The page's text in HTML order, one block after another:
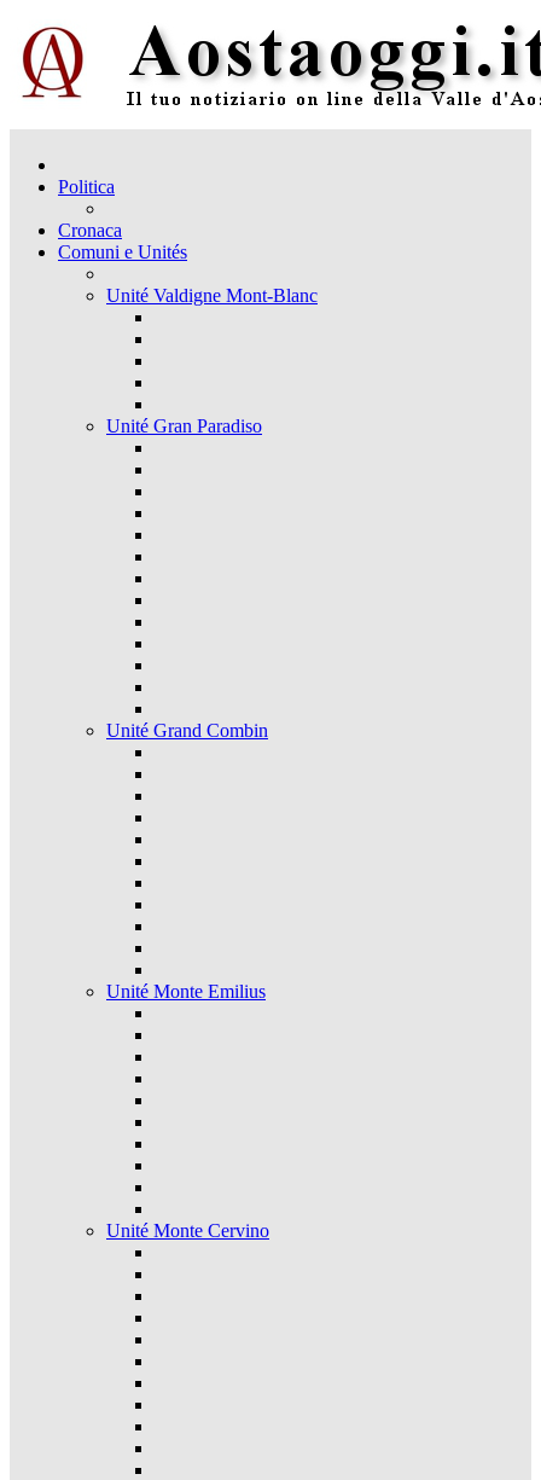
Politica
Cronaca
Comuni e Unités
Unité Valdigne Mont-Blanc
Unité Gran Paradiso
Unité Grand Combin
Unité Monte Emilius
Unité Monte Cervino